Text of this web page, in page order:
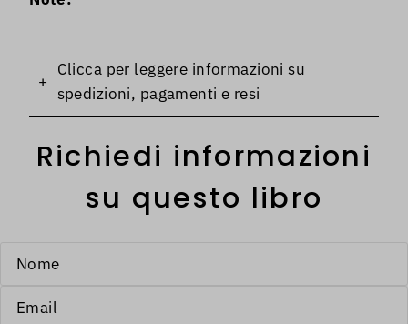
+
Clicca per leggere informazioni su
spedizioni, pagamenti e resi
Richiedi informazioni
su questo libro